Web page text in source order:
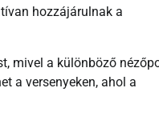
hozzájárulnak a
mivel a különböző
a versenyeken, ahol a